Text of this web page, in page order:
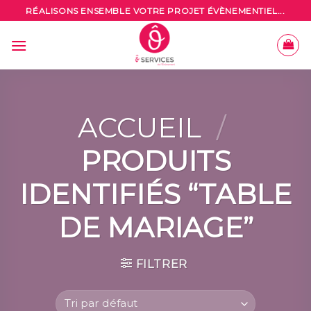
to
content
RÉALISONS ENSEMBLE VOTRE PROJET ÉVÈNEMENTIEL...
ACCUEIL /
PRODUITS
IDENTIFIÉS “TABLE
DE MARIAGE”
FILTRER